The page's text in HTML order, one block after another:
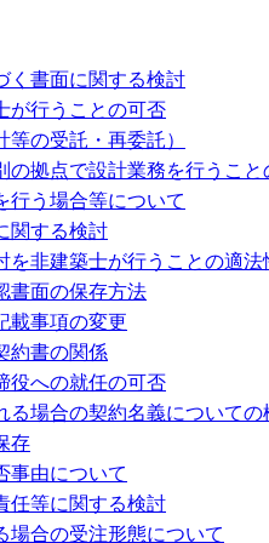
く書面に関する検討
が行うことの可否
の受託・再委託）
の拠点で設計業務を行うこと
行う場合等について
関する検討
を非建築士が行うことの適法
書面の保存方法
載事項の変更
約書の関係
役への就任の可否
る場合の契約名義についての
存
事由について
任等に関する検討
場合の受注形態について